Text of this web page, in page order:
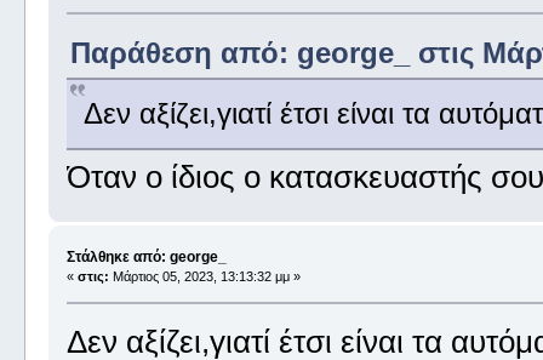
Παράθεση από: george_ στις
Δεν αξίζει,γιατί έτσι είναι τα
Όταν ο ίδιος ο κατασκευαστής
Στάλθηκε από: george_
« στις: Μάρτιος 05, 2023, 13:13:32 μμ »
Δεν αξίζει,γιατί έτσι είναι τα